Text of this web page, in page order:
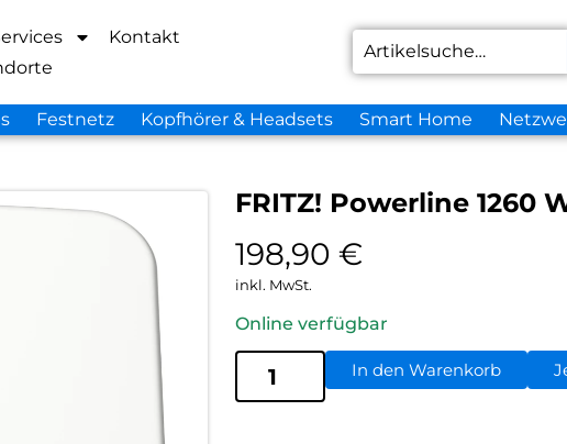
Kontakt
Festnetz Kopfhörer & Headsets Smart Home
FRITZ! Powerline 1260
198,90 €
inkl. MwSt.
Online verfügbar
In den Warenkorb